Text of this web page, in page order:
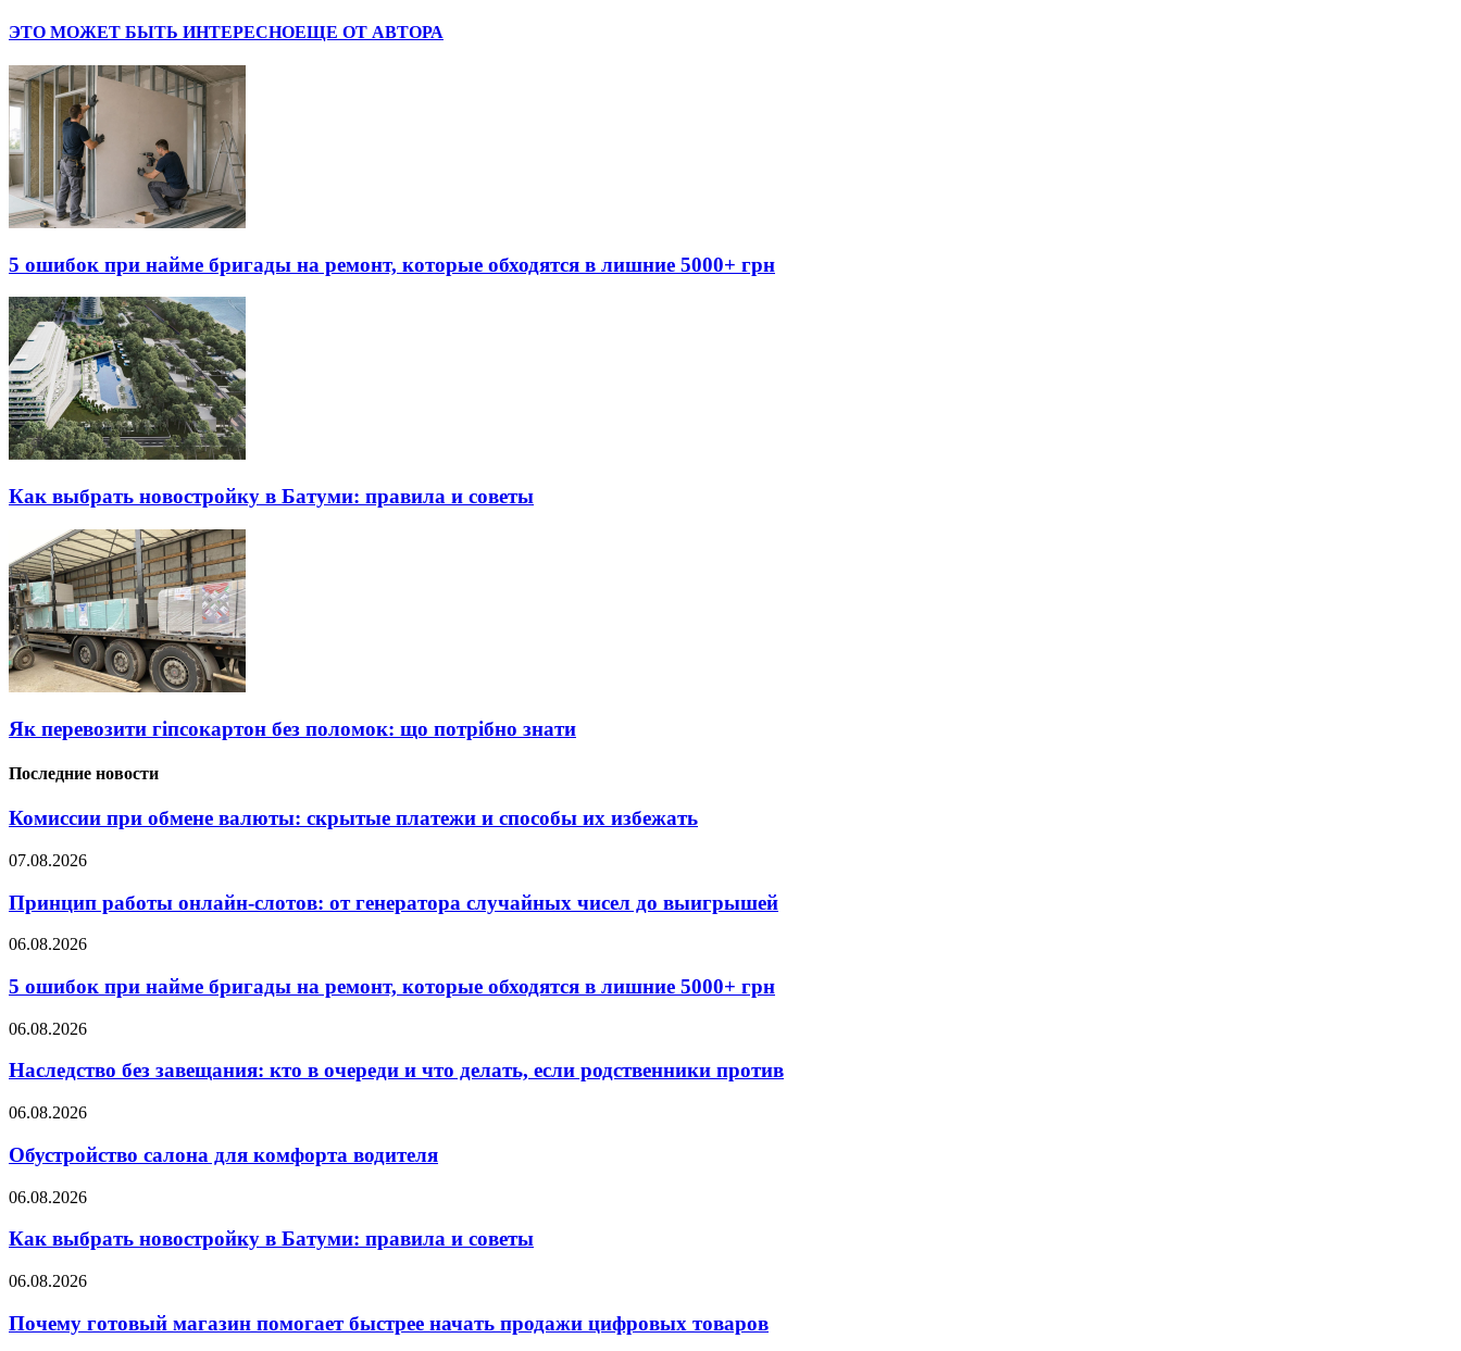
ЭТО МОЖЕТ БЫТЬ ИНТЕРЕСНОЕЩЕ ОТ АВТОРА
5 ошибок при найме бригады на ремонт, которые обходятся в лишние 5000+ грн
Как выбрать новостройку в Батуми: правила и советы
Як перевозити гіпсокартон без поломок: що потрібно знати
Последние новости
Комиссии при обмене валюты: скрытые платежи и способы их избежать
07.08.2026
Принцип работы онлайн-слотов: от генератора случайных чисел до выигрышей
06.08.2026
5 ошибок при найме бригады на ремонт, которые обходятся в лишние 5000+ грн
06.08.2026
Наследство без завещания: кто в очереди и что делать, если родственники против
06.08.2026
Обустройство салона для комфорта водителя
06.08.2026
Как выбрать новостройку в Батуми: правила и советы
06.08.2026
Почему готовый магазин помогает быстрее начать продажи цифровых товаров